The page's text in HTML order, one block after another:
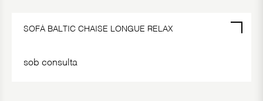
MESAS DE CENTRO
SOFÁ BALTIC CHAISE LONGUE RELAX
sob consulta